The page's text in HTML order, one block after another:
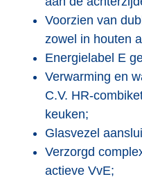
Voorzien van
zowel in houten
Energielabel E
Verwarming en
C.V. HR-
keuken;
Glasvezel
Verzorgd
actieve VvE;